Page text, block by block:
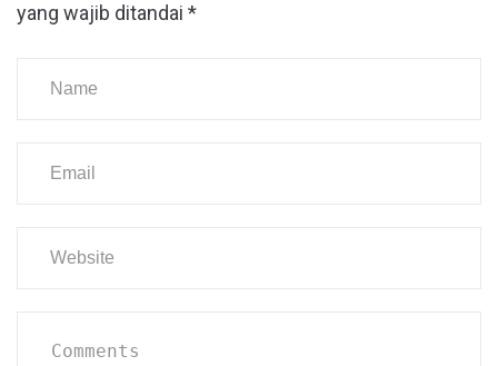
yang wajib ditandai *